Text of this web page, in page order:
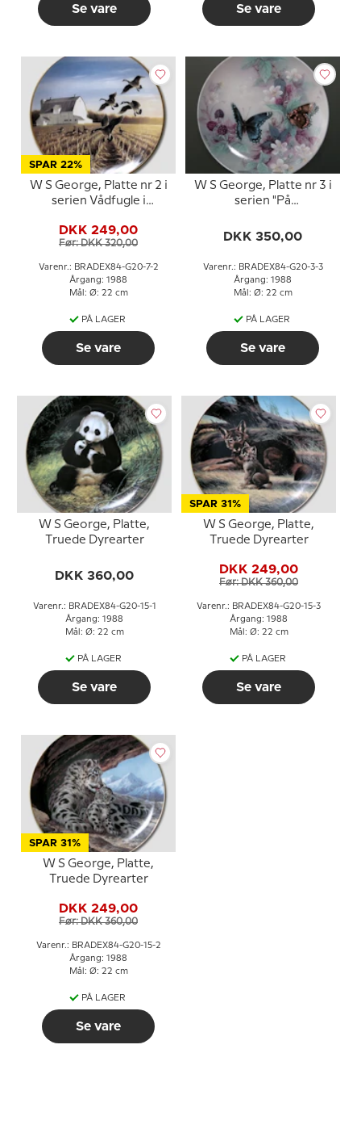
Se vare Se vare
SPAR 22%
W S George, Platte nr 2 i
serien Vådfugle i
DKK 249,00
Før: DKK 320,00
Varenr.: BRADEX84-G20-7-2
Årgang: 1988
Mål: Ø: 22 cm
PÅ LAGER
Se vare
W S George, Platte nr 3 i
serien "På
Vinger"
DKK 350,00
Varenr.: BRADEX84-G20-3-3
Årgang: 1988
Mål: Ø: 22 cm
PÅ LAGER
Se vare
W S George, Platte,
Truede Dyrearter
DKK 360,00
Varenr.: BRADEX84-G20-15-1
Årgang: 1988
Mål: Ø: 22 cm
PÅ LAGER
Se vare
SPAR 31%
W S George, Platte,
Truede Dyrearter
DKK 249,00
Før: DKK 360,00
Varenr.: BRADEX84-G20-15-3
Årgang: 1988
Mål: Ø: 22 cm
PÅ LAGER
Se vare
SPAR 31%
W S George, Platte,
Truede Dyrearter
DKK 249,00
Før: DKK 360,00
Varenr.: BRADEX84-G20-15-2
Årgang: 1988
Mål: Ø: 22 cm
PÅ LAGER
Se vare